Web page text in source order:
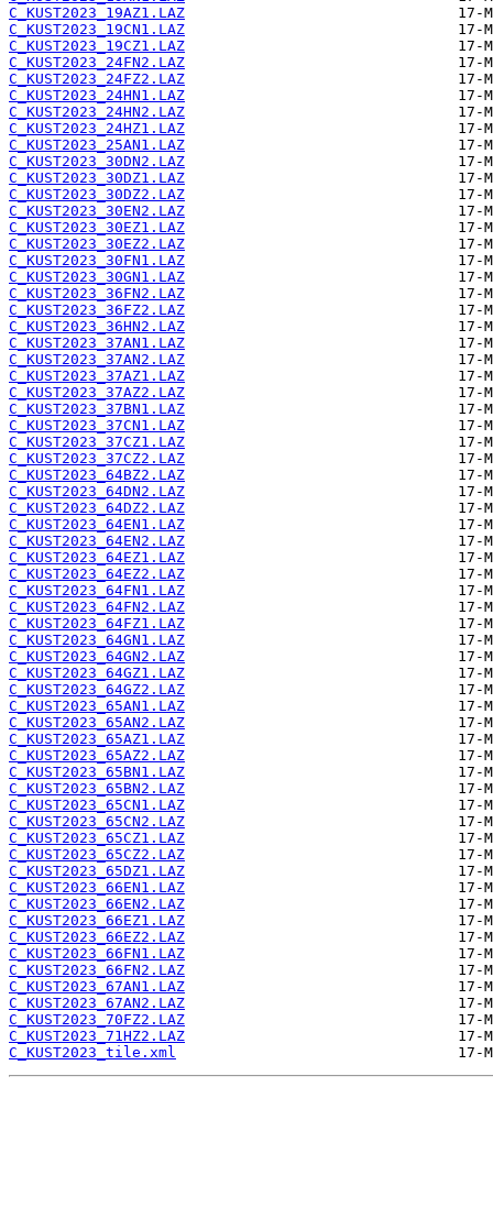
C_KUST2023_19AZ1.LAZ
C_KUST2023_19CN1.LAZ
C_KUST2023_19CZ1.LAZ
C_KUST2023_24FN2.LAZ
C_KUST2023_24FZ2.LAZ
C_KUST2023_24HN1.LAZ
C_KUST2023_24HN2.LAZ
C_KUST2023_24HZ1.LAZ
C_KUST2023_25AN1.LAZ
C_KUST2023_30DN2.LAZ
C_KUST2023_30DZ1.LAZ
C_KUST2023_30DZ2.LAZ
C_KUST2023_30EN2.LAZ
C_KUST2023_30EZ1.LAZ
C_KUST2023_30EZ2.LAZ
C_KUST2023_30FN1.LAZ
C_KUST2023_30GN1.LAZ
C_KUST2023_36FN2.LAZ
C_KUST2023_36FZ2.LAZ
C_KUST2023_36HN2.LAZ
C_KUST2023_37AN1.LAZ
C_KUST2023_37AN2.LAZ
C_KUST2023_37AZ1.LAZ
C_KUST2023_37AZ2.LAZ
C_KUST2023_37BN1.LAZ
C_KUST2023_37CN1.LAZ
C_KUST2023_37CZ1.LAZ
C_KUST2023_37CZ2.LAZ
C_KUST2023_64BZ2.LAZ
C_KUST2023_64DN2.LAZ
C_KUST2023_64DZ2.LAZ
C_KUST2023_64EN1.LAZ
C_KUST2023_64EN2.LAZ
C_KUST2023_64EZ1.LAZ
C_KUST2023_64EZ2.LAZ
C_KUST2023_64FN1.LAZ
C_KUST2023_64FN2.LAZ
C_KUST2023_64FZ1.LAZ
C_KUST2023_64GN1.LAZ
C_KUST2023_64GN2.LAZ
C_KUST2023_64GZ1.LAZ
C_KUST2023_64GZ2.LAZ
C_KUST2023_65AN1.LAZ
C_KUST2023_65AN2.LAZ
C_KUST2023_65AZ1.LAZ
C_KUST2023_65AZ2.LAZ
C_KUST2023_65BN1.LAZ
C_KUST2023_65BN2.LAZ
C_KUST2023_65CN1.LAZ
C_KUST2023_65CN2.LAZ
C_KUST2023_65CZ1.LAZ
C_KUST2023_65CZ2.LAZ
C_KUST2023_65DZ1.LAZ
C_KUST2023_66EN1.LAZ
C_KUST2023_66EN2.LAZ
C_KUST2023_66EZ1.LAZ
C_KUST2023_66EZ2.LAZ
C_KUST2023_66FN1.LAZ
C_KUST2023_66FN2.LAZ
C_KUST2023_67AN1.LAZ
C_KUST2023_67AN2.LAZ
C_KUST2023_70FZ2.LAZ
C_KUST2023_71HZ2.LAZ
C_KUST2023_tile.xml